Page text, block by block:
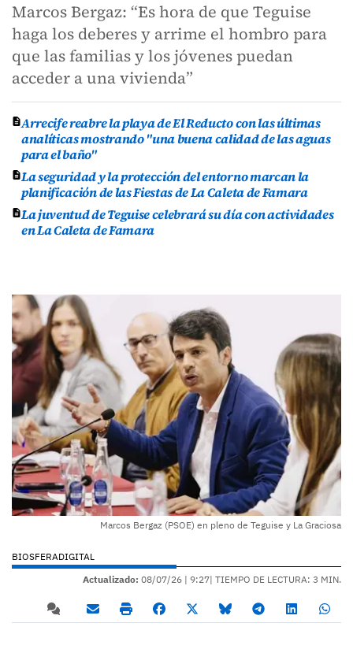
Marcos Bergaz: “Es hora de que Teguise
haga los deberes y arrime el hombro para
que las familias y los jóvenes puedan
acceder a una vivienda”
Arrecife reabre la playa de El Reducto con las últimas
analíticas mostrando "una buena calidad de las aguas
para el baño"
La seguridad y la protección del entorno marcan la
planificación de las Fiestas de La Caleta de Famara
La juventud de Teguise celebrará su día con actividades
en La Caleta de Famara
Marcos Bergaz (PSOE) en pleno de Teguise y La Graciosa
BIOSFERADIGITAL
Actualizado: 08/07/26 | 9:27| TIEMPO DE LECTURA: 3 MIN.